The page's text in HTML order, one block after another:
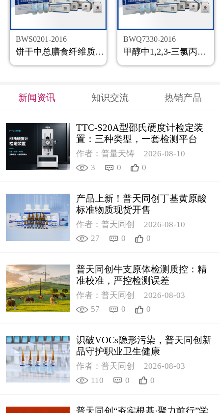
BWS0201-2016
饼干中总膳食纤维质控样品
BWQ7330-2016
甲醇中1,2,3-三氯丙烷溶液标准物质
新闻资讯 知识交流 热销产品
TTC-S20A型邵氏硬度计检定装
置：三种类型，一套检测平台
作者：普量天铸
2026-08-10
3
0 0
产品上新！普天同创丁基黄原酸
标准物质现货开售
作者：普天同创
2026-08-10
27
0 0
普天同创牛支原体检测质控：精
准校准，严控检测误差
作者：普天同创
2026-08-03
57
0 0
识破VOCs隐形污染，普天同创新
品守护职业卫生健康
作者：普天同创
2026-08-03
110
0 0